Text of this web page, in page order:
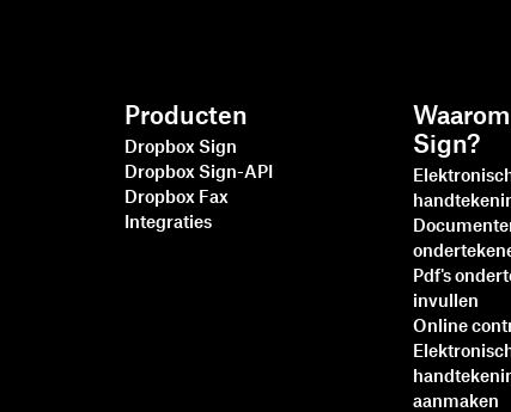
Producten
Dropbox Sign
Dropbox Sign-API
Dropbox Fax
Integraties
Sign?
Pdf's
invullen
Online
aanmaken